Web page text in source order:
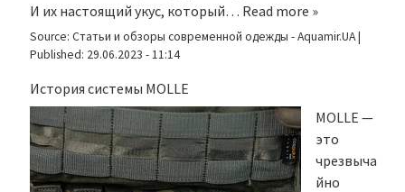
И их настоящий укус, который… Read more »
Source: Статьи и обзоры современной одежды - Aquamir.UA|
Published: 29.06.2023 - 11:14
История системы MOLLE
MOLLE —
это
чрезвыча
йно